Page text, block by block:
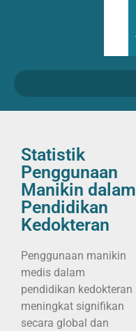
Statistik
Penggunaan
Manikin dalam
Pendidikan
Kedokteran
Penggunaan manikin
medis dalam
pendidikan kedokteran
meningkat signifikan
secara global dan